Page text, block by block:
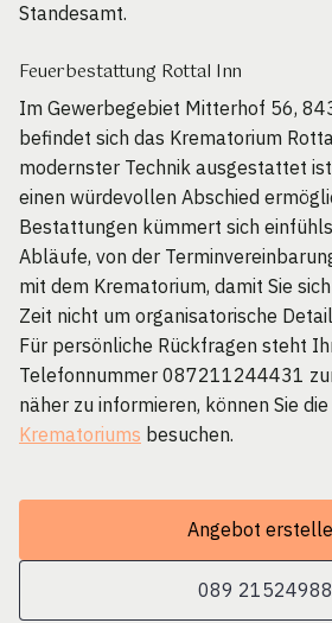
Standesamt.
Feuerbestattung Rottal Inn
Im Gewerbegebiet Mitterhof 56,
befindet sich das Krematorium
modernster Technik ausgestattet
einen würdevollen Abschied
Bestattungen kümmert sich
Abläufe, von der
mit dem Krematorium, damit Sie
Zeit nicht um organisatorische
Für persönliche Rückfragen steht
Telefonnummer 087211244431
näher zu informieren, können Sie die
Krematoriums besuchen.
Angebot
089 21524988